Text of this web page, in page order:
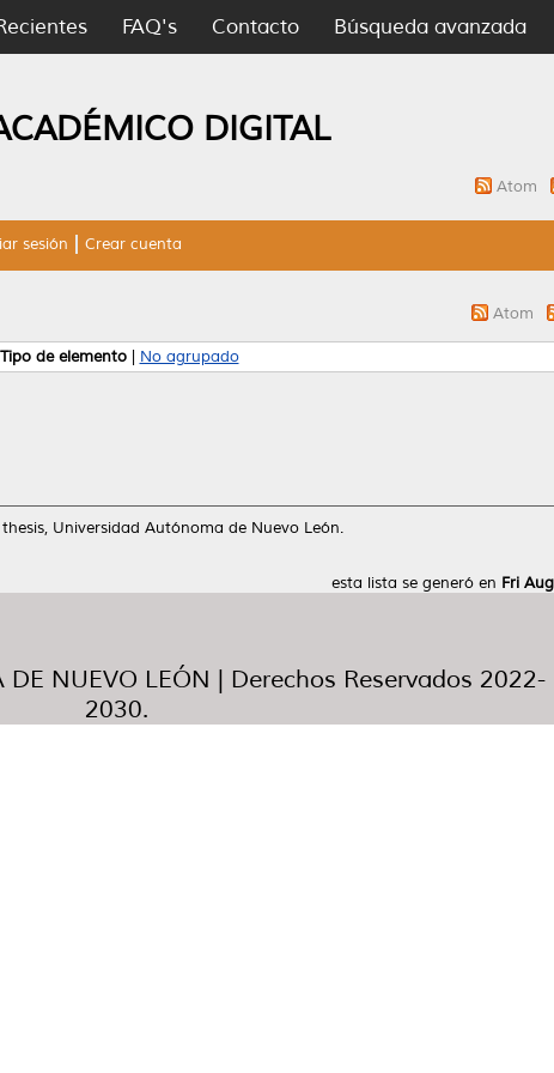
FAQ's Contacto Búsqueda avanzada
DIGITAL
Atom
sesión Crear cuenta
Atom
Tipo de elemento| No agrupado
Universidad Autónoma de Nuevo León.
esta lista se generó en Fri
NUEVO LEÓN | Derechos Reservados 2022-
2030.